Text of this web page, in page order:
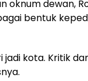
dewan,
bentuk
jadi kota. Kritik